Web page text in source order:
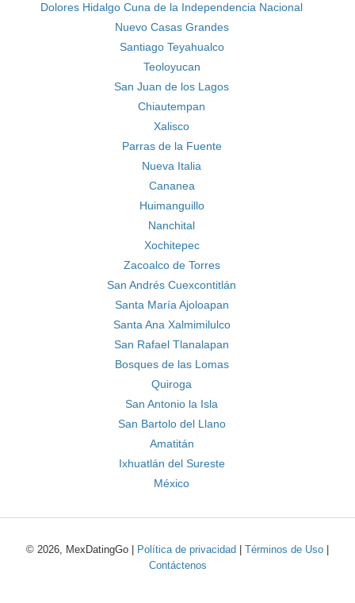
Dolores Hidalgo Cuna de la Independencia Nacional
Nuevo Casas Grandes
Santiago Teyahualco
Teoloyucan
San Juan de los Lagos
Chiautempan
Xalisco
Parras de la Fuente
Nueva Italia
Cananea
Huimanguillo
Nanchital
Xochitepec
Zacoalco de Torres
San Andrés Cuexcontitlán
Santa María Ajoloapan
Santa Ana Xalmimilulco
San Rafael Tlanalapan
Bosques de las Lomas
Quiroga
San Antonio la Isla
San Bartolo del Llano
Amatitán
Ixhuatlán del Sureste
México
© 2026, MexDatingGo | Política de privacidad Términos de Uso
Contáctenos